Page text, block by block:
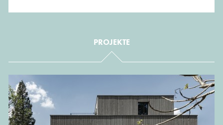
auf die qualifizierte und umfassende Planung, von der
termingerechte Abwicklung des Projektes haben dabei
den gleichen Stellenwert wie die nachhaltige Qualität der
Architektur.
PROJEKTE